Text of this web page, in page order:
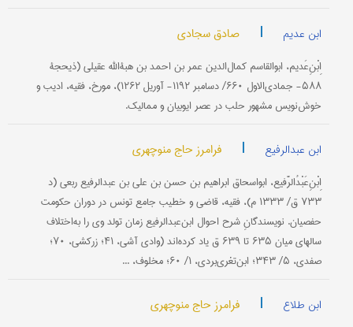
ابن عدیم | صادق سجادی
اِبْنِ‌عَدیم، ابوالقاسم کمال‌الدین عمر بن احمد بن هبةالله عقیلی (ذیحجۀ
۵۸۸- جمادی‌الاول ۶۶۰/ دسامبر ۱۱۹۲- آوریل ۱۲۶۲)، مورخ، فقیه، ادیب و
خوش‌نویس مشهور حلب در عصر ایوبیان و ممالیک.
ابن عبدالرفیع | فرامرز حاج منوچهری
اِبْنِ‌عَبْدُالرَّفیع، ابواسحاق ابراهیم بن حسن بن علی بن عبدالرفیع ربعی (د
۷۳۳ ق/ ۱۳۳۳ م)، فقیه، قاضی و خطیب جامع تونس در دوران حکومت
حفصیان. نویسندگانِ شرح احوال ابن‌عبدالرفیع زمان تولد وی را به‌اختلاف
سالهای میان ۶۳۵ تا ۶۳۹ ق یاد کرده‌اند (وادی آشی، ۴۱؛ زرکشی، ۷۰؛
صفدی، ۵/ ۳۴۳؛ ابن‌تغری‌بردی، ۱/ ۶۰؛ مخلوف، ...
ابن طلاع | فرامرز حاج منوچهری